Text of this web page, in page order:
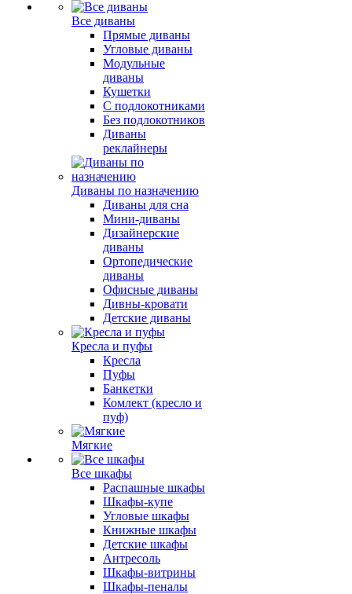
Все диваны
Прямые диваны
Угловые диваны
Модульные
диваны
Кушетки
С подлокотниками
Без подлокотников
Диваны
реклайнеры
Диваны по назначению
Диваны для сна
Мини-диваны
Дизайнерские
диваны
Ортопедические
диваны
Офисные диваны
Дивны-кровати
Детские диваны
Кресла и пуфы
Кресла
Пуфы
Банкетки
Комлект (кресло и
пуф)
Мягкие
Все шкафы
Распашные шкафы
Шкафы-купе
Угловые шкафы
Книжные шкафы
Детские шкафы
Антресоль
Шкафы-витрины
Шкафы-пеналы